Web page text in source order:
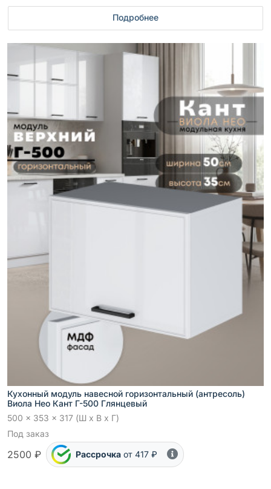
Подробнее
Кухонный модуль навесной горизонтальный (антресоль)
Виола Нео Кант Г-500 Глянцевый
500 x 353 x 317 (Ш x В x Г)
Под заказ
2500 ₽ Рассрочка от 417 ₽